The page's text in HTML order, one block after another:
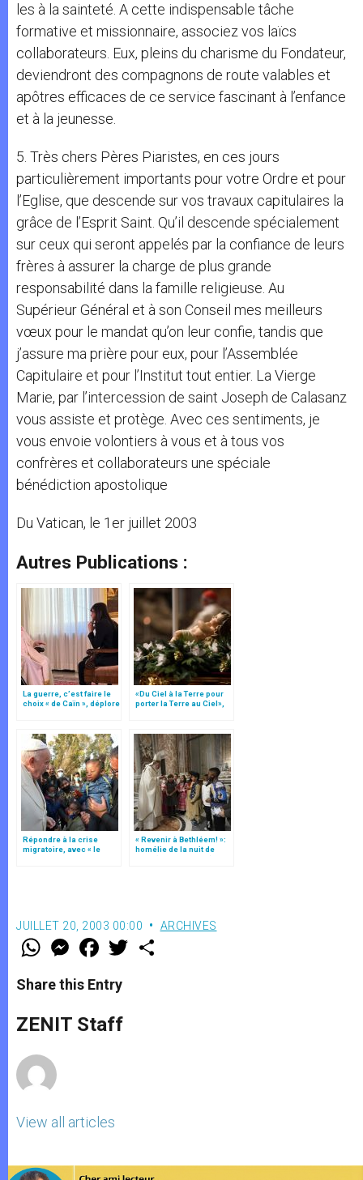
les à la sainteté. A cette indispensable tâche
formative et missionnaire, associez vos laïcs
collaborateurs. Eux, pleins du charisme du Fondateur,
deviendront des compagnons de route valables et
apôtres efficaces de ce service fascinant à l’enfance
et à la jeunesse.
5. Très chers Pères Piaristes, en ces jours
particulièrement importants pour votre Ordre et pour
l’Eglise, que descende sur vos travaux capitulaires la
grâce de l’Esprit Saint. Qu’il descende spécialement
sur ceux qui seront appelés par la confiance de leurs
frères à assurer la charge de plus grande
responsabilité dans la famille religieuse. Au
Supérieur Général et à son Conseil mes meilleurs
vœux pour le mandat qu’on leur confie, tandis que
j’assure ma prière pour eux, pour l’Assemblée
Capitulaire et pour l’Institut tout entier. La Vierge
Marie, par l’intercession de saint Joseph de Calasanz
vous assiste et protège. Avec ces sentiments, je
vous envoie volontiers à vous et à tous vos
confrères et collaborateurs une spéciale
bénédiction apostolique
Du Vatican, le 1er juillet 2003
Autres Publications :
La guerre, c’est faire le
choix « de Caïn », déplore
«Du Ciel à la Terre pour
porter la Terre au Ciel»,
Répondre à la crise
migratoire, avec « le
« Revenir à Bethléem! »:
homélie de la nuit de
Noël (texte complet)
JUILLET 20, 2003 00:00 ARCHIVES
W
t
s
p
p
M
e
s
e
g
e
F
a
e
b
o
k
w
Share this Entry
ZENIT Staff
View all articles